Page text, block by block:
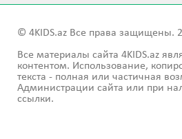
© 4KIDS.az Все права защищены.
Все материалы сайта 4KIDS.az
контентом. Использование,
текста - полная или частичная
Администрации сайта или при
ссылки.